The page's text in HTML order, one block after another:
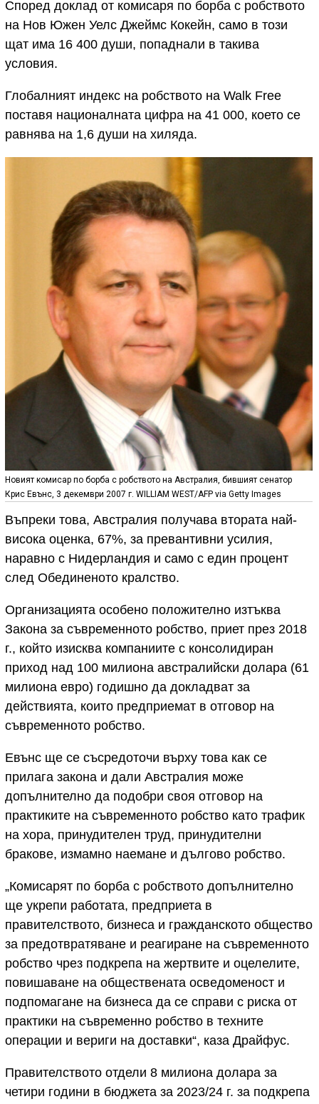
Според доклад от комисаря по борба с робството
на Нов Южен Уелс Джеймс Кокейн, само в този
щат има 16 400 души, попаднали в такива
условия.
Глобалният индекс на робството на Walk Free
поставя националната цифра на 41 000, което се
равнява на 1,6 души на хиляда.
Новият комисар по борба с робството на Австралия, бившият сенатор
Крис Евънс, 3 декември 2007 г. WILLIAM WEST/AFP via Getty Images
Въпреки това, Австралия получава втората най-
висока оценка, 67%, за превантивни усилия,
наравно с Нидерландия и само с един процент
след Обединеното кралство.
Организацията особено положително изтъква
Закона за съвременното робство, приет през 2018
г., който изисква компаниите с консолидиран
приход над 100 милиона австралийски долара (61
милиона евро) годишно да докладват за
действията, които предприемат в отговор на
съвременното робство.
Евънс ще се съсредоточи върху това как се
прилага закона и дали Австралия може
допълнително да подобри своя отговор на
практиките на съвременното робство като трафик
на хора, принудителен труд, принудителни
бракове, измамно наемане и дългово робство.
„Комисарят по борба с робството допълнително
ще укрепи работата, предприета в
правителството, бизнеса и гражданското общество
за предотвратяване и реагиране на съвременното
робство чрез подкрепа на жертвите и оцелелите,
повишаване на обществената осведоменост и
подпомагане на бизнеса да се справи с риска от
практики на съвременно робство в техните
операции и вериги на доставки“, каза Драйфус.
Правителството отдели 8 милиона долара за
четири години в бюджета за 2023/24 г. за подкрепа